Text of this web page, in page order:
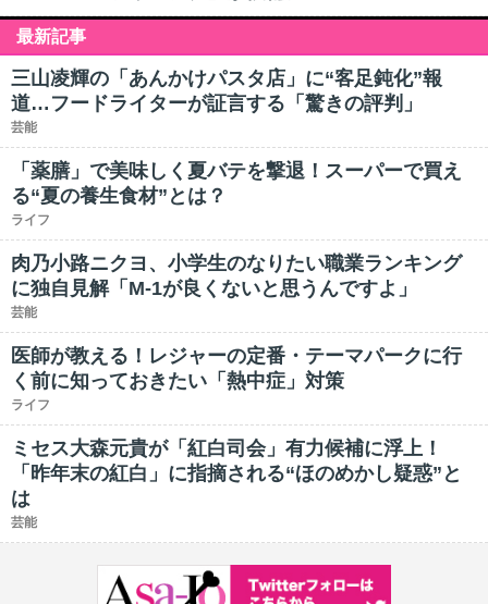
最新記事
三山凌輝の「あんかけパスタ店」に“客足鈍化”報
道…フードライターが証言する「驚きの評判」
芸能
「薬膳」で美味しく夏バテを撃退！スーパーで買え
る“夏の養生食材”とは？
ライフ
肉乃小路ニクヨ、小学生のなりたい職業ランキング
に独自見解「M-1が良くないと思うんですよ」
芸能
医師が教える！レジャーの定番・テーマパークに行
く前に知っておきたい「熱中症」対策
ライフ
ミセス大森元貴が「紅白司会」有力候補に浮上！
「昨年末の紅白」に指摘される“ほのめかし疑惑”と
は
芸能